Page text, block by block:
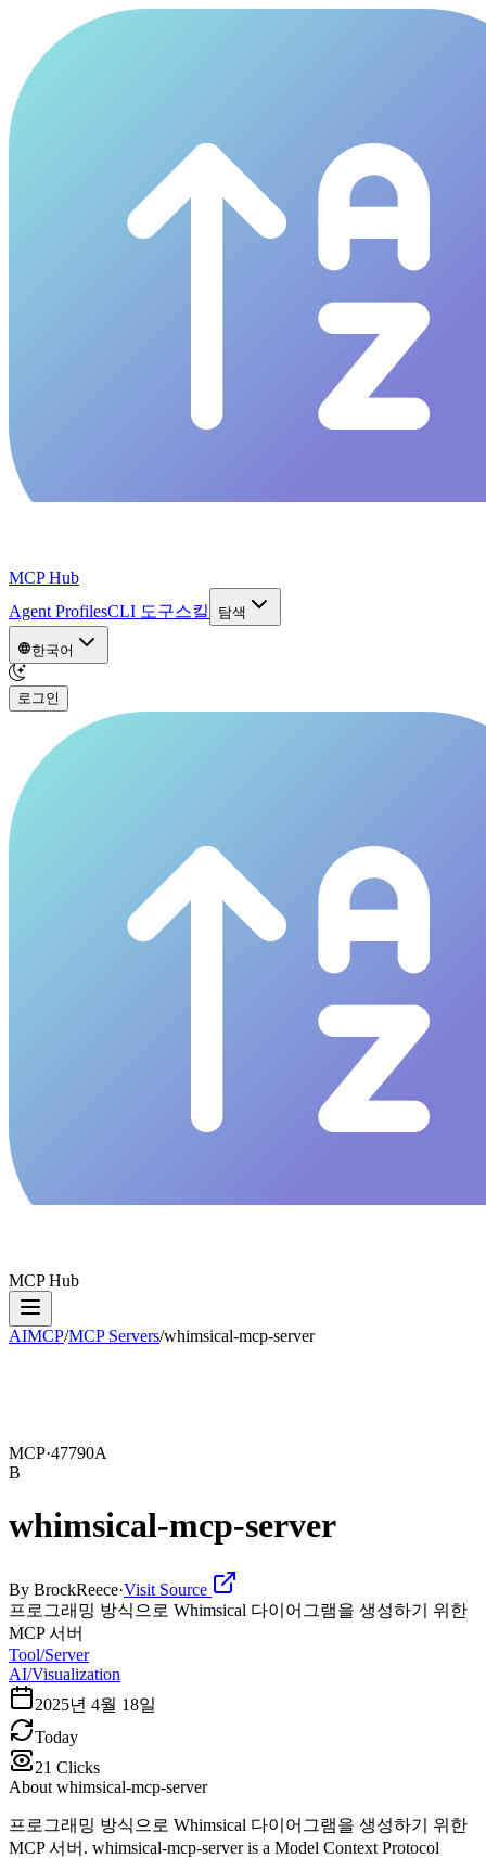
MCP Hub
Agent ProfilesCLI 도구스킬 탐색
한국어
로그인
MCP Hub
AIMCP/MCP Servers/whimsical-mcp-server
MCP·47790A
B
whimsical-mcp-server
By BrockReece·Visit Source
프로그래밍 방식으로 Whimsical 다이어그램을 생성하기 위한
MCP 서버
Tool/Server
AI/Visualization
2025년 4월 18일
Today
21 Clicks
About whimsical-mcp-server
프로그래밍 방식으로 Whimsical 다이어그램을 생성하기 위한
MCP 서버. whimsical-mcp-server is a Model Context Protocol